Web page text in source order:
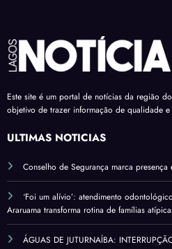
Este site é um portal de notícias da região
objetivo de trazer informação de qualidade e
ÚLTIMAS NOTÍCIAS
Conselho de Segurança marca
‘Foi um alívio’: atendimento
Araruama transforma rotina de famílias
ÁGUAS DE JUTURNAÍBA: